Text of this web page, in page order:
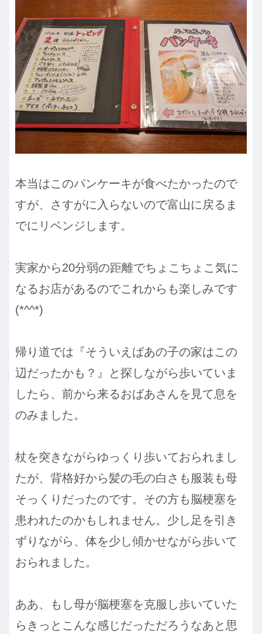
本当はこのパンケーキが食べたかったので
すが、さすがに入らないので富山に戻るま
でにリベンジします。
実家から20分弱の距離でちょこちょこ気に
なるお店があるのでこれからも楽しみです
(*^^*)
帰り道では『そういえばあの子の家はこの
辺だったかも？』と探しながら歩いていま
したら、前から来るおばあさんを見て息を
のみました。
杖を突きながらゆっくり歩いておられまし
たが、背格好から髪の毛の白さも服装も母
そっくりだったのです。その方も脳梗塞を
患われたのかもしれません。少し足を引き
ずりながら、体を少し傾かせながら歩いて
おられました。
ああ、もし母が脳梗塞を克服し歩いていた
らきっとこんな感じだっただろうなあと思